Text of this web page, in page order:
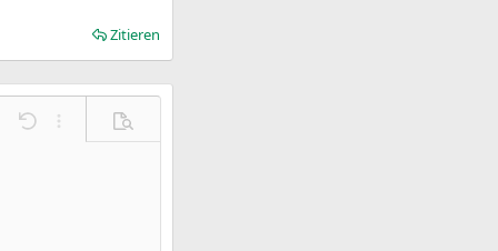
Zitieren
Rückgängig
Weitere Einstellungen…
Vorschau